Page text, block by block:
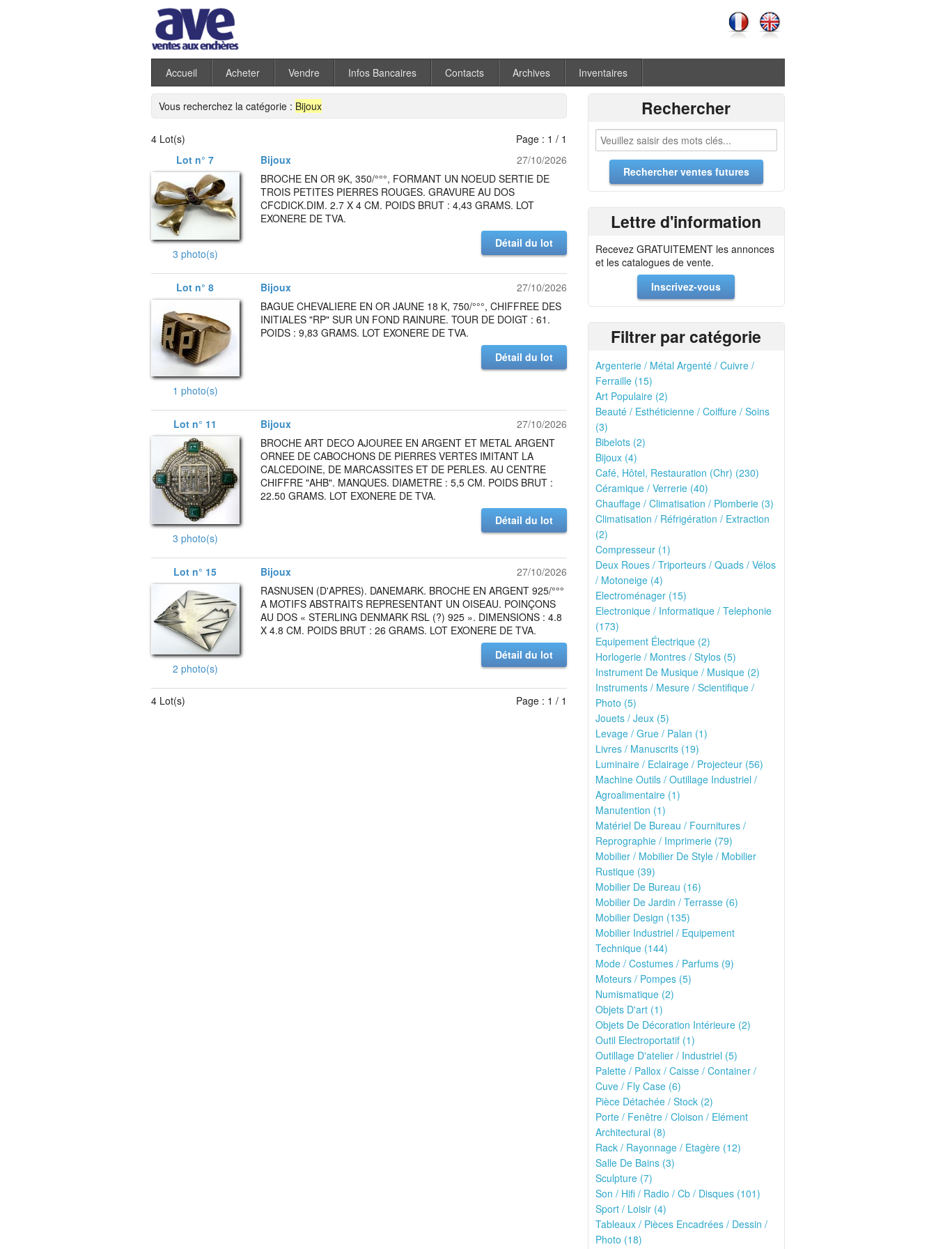
Accueil Acheter Vendre Infos Bancaires Contacts Archives Inventaires
Vous recherchez la catégorie : Bijoux
4 Lot(s)
Page : 1 / 1
Lot n° 7
Bijoux 27/10/2026
3 photo(s)
BROCHE EN OR 9K, 350/°°°, FORMANT UN NOEUD SERTIE DE
TROIS PETITES PIERRES ROUGES. GRAVURE AU DOS
CFCDICK.DIM. 2.7 X 4 CM. POIDS BRUT : 4,43 GRAMS. LOT
EXONERE DE TVA.
Détail du lot
Lot n° 8 Bijoux 27/10/2026
1 photo(s)
BAGUE CHEVALIERE EN OR JAUNE 18 K, 750/°°°, CHIFFREE DES
INITIALES "RP" SUR UN FOND RAINURE. TOUR DE DOIGT : 61.
POIDS : 9,83 GRAMS. LOT EXONERE DE TVA.
Détail du lot
Lot n° 11 Bijoux 27/10/2026
3 photo(s)
BROCHE ART DECO AJOUREE EN ARGENT ET METAL ARGENT
ORNEE DE CABOCHONS DE PIERRES VERTES IMITANT LA
CALCEDOINE, DE MARCASSITES ET DE PERLES. AU CENTRE
CHIFFRE "AHB". MANQUES. DIAMETRE : 5,5 CM. POIDS BRUT :
22.50 GRAMS. LOT EXONERE DE TVA.
Détail du lot
Lot n° 15 Bijoux 27/10/2026
2 photo(s)
RASNUSEN (D'APRES). DANEMARK. BROCHE EN ARGENT 925/°°°
A MOTIFS ABSTRAITS REPRESENTANT UN OISEAU. POINÇONS
AU DOS « STERLING DENMARK RSL (?) 925 ». DIMENSIONS : 4.8
X 4.8 CM. POIDS BRUT : 26 GRAMS. LOT EXONERE DE TVA.
Détail du lot
4 Lot(s) Page : 1 / 1
Rechercher
Lettre d'information
Recevez GRATUITEMENT les annonces
et les catalogues de vente.
Inscrivez-vous
Filtrer par catégorie
Argenterie / Métal Argenté / Cuivre /
Ferraille (15)
Art Populaire (2)
Beauté / Esthéticienne / Coiffure / Soins
(3)
Bibelots (2)
Bijoux (4)
Café, Hôtel, Restauration (Chr) (230)
Céramique / Verrerie (40)
Chauffage / Climatisation / Plomberie (3)
Climatisation / Réfrigération / Extraction
(2)
Compresseur (1)
Deux Roues / Triporteurs / Quads / Vélos
/ Motoneige (4)
Electroménager (15)
Electronique / Informatique / Telephonie
(173)
Equipement Électrique (2)
Horlogerie / Montres / Stylos (5)
Instrument De Musique / Musique (2)
Instruments / Mesure / Scientifique /
Photo (5)
Jouets / Jeux (5)
Levage / Grue / Palan (1)
Livres / Manuscrits (19)
Luminaire / Eclairage / Projecteur (56)
Machine Outils / Outillage Industriel /
Agroalimentaire (1)
Manutention (1)
Matériel De Bureau / Fournitures /
Reprographie / Imprimerie (79)
Mobilier / Mobilier De Style / Mobilier
Rustique (39)
Mobilier De Bureau (16)
Mobilier De Jardin / Terrasse (6)
Mobilier Design (135)
Mobilier Industriel / Equipement
Technique (144)
Mode / Costumes / Parfums (9)
Moteurs / Pompes (5)
Numismatique (2)
Objets D'art (1)
Objets De Décoration Intérieure (2)
Outil Electroportatif (1)
Outillage D'atelier / Industriel (5)
Palette / Pallox / Caisse / Container /
Cuve / Fly Case (6)
Pièce Détachée / Stock (2)
Porte / Fenêtre / Cloison / Elément
Architectural (8)
Rack / Rayonnage / Etagère (12)
Salle De Bains (3)
Sculpture (7)
Son / Hifi / Radio / Cb / Disques (101)
Sport / Loisir (4)
Tableaux / Pièces Encadrées / Dessin /
Photo (18)